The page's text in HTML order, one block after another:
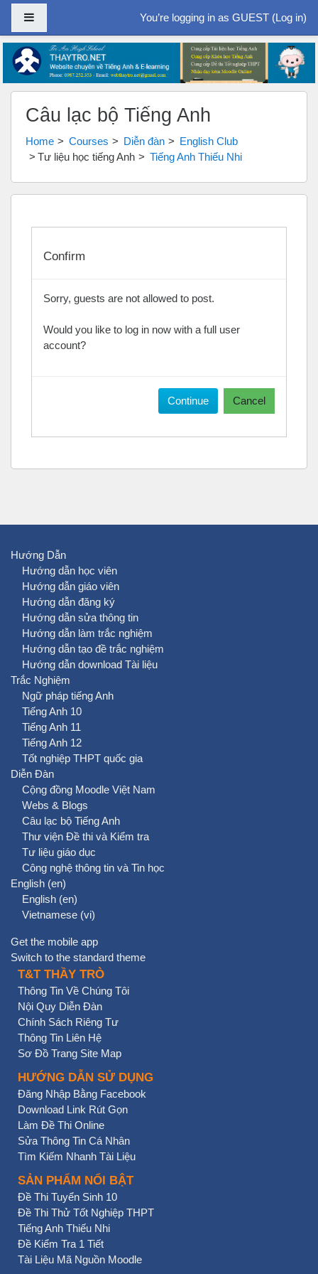
Skip to main content
You’re logging in as GUEST (Log in)
Câu lạc bộ Tiếng Anh
Home Courses Diễn đàn
English Club
Tư liệu học tiếng Anh
Tiếng Anh Thiếu Nhi
Confirm
Sorry, guests are not allowed to post.
Would you like to log in now with a full user
account?
Continue Cancel
Hướng Dẫn
Hướng dẫn học viên
Hướng dẫn giáo viên
Hướng dẫn đăng ký
Hướng dẫn sửa thông tin
Hướng dẫn làm trắc nghiệm
Hướng dẫn tạo đề trắc nghiệm
Hướng dẫn download Tài liệu
Trắc Nghiệm
Ngữ pháp tiếng Anh
Tiếng Anh 10
Tiếng Anh 11
Tiếng Anh 12
Tốt nghiệp THPT quốc gia
Diễn Đàn
Cộng đồng Moodle Việt Nam
Webs & Blogs
Câu lạc bộ Tiếng Anh
Thư viện Đề thi và Kiểm tra
Tư liệu giáo dục
Công nghệ thông tin và Tin học
English ‎(en)‎
English ‎(en)‎
Vietnamese ‎(vi)‎
Get the mobile app
Switch to the standard theme
T&T THẦY TRÒ
Thông Tin Về Chúng Tôi
Nội Quy Diễn Đàn
Chính Sách Riêng Tư
Thông Tin Liên Hệ
Sơ Đồ Trang Site Map
HƯỚNG DẪN SỬ DỤNG
Đăng Nhập Bằng Facebook
Download Link Rút Gọn
Làm Đề Thi Online
Sửa Thông Tin Cá Nhân
Tìm Kiếm Nhanh Tài Liệu
SẢN PHẨM NỔI BẬT
Đề Thi Tuyển Sinh 10
Đề Thi Thử Tốt Nghiệp THPT
Tiếng Anh Thiếu Nhi
Đề Kiểm Tra 1 Tiết
Tài Liệu Mã Nguồn Moodle